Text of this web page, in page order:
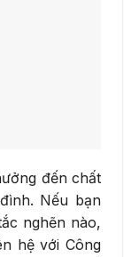
đến chất
Nếu bạn
nghẽn nào,
hệ với Công